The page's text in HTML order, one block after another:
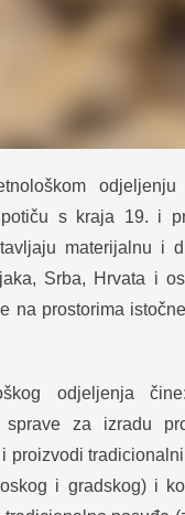
s kraja 19. i
materijalnu i
Srba, Hrvata i
na prostorima
odjeljenja
za izradu
proizvodi
i gradskog) i